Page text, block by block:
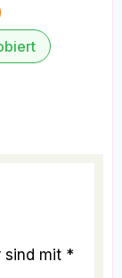
sind mit *